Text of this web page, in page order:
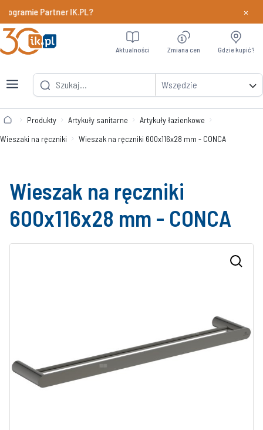
Partner IK.PL? Dowiedz
×
Wszędzie
Aktualności Zmiana cen Gdzie kupić?
Produkty Artykuły sanitarne
Artykuły łazienkowe
Wieszaki na ręczniki
Wieszak na ręczniki 600x116x28 mm - CONCA
Wieszak na ręczniki
600x116x28 mm - CONCA